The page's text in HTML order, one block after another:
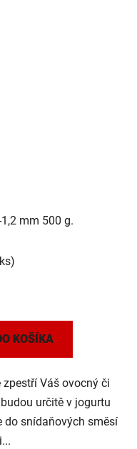
mm 500 g.
KOŠÍKA
Váš ovocný či
určitě v jogurtu
do snídaňových směsí